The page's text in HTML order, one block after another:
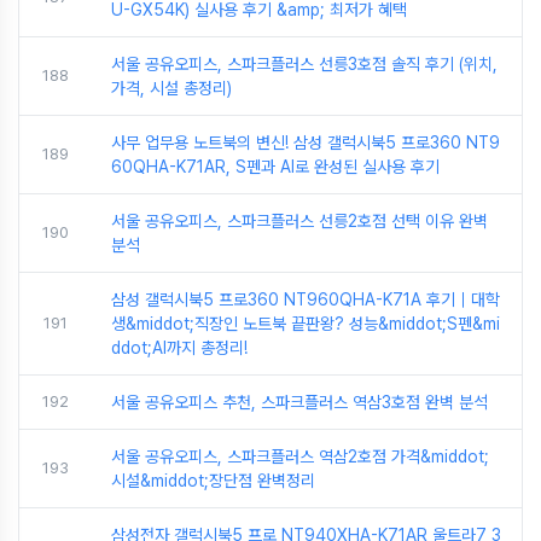
U-GX54K) 실사용 후기 &amp; 최저가 혜택
188
서울 공유오피스, 스파크플러스 선릉3호점 솔직 후기 (위치,
가격, 시설 총정리)
189
사무 업무용 노트북의 변신! 삼성 갤럭시북5 프로360 NT9
60QHA-K71AR, S펜과 AI로 완성된 실사용 후기
190
서울 공유오피스, 스파크플러스 선릉2호점 선택 이유 완벽
분석
191
삼성 갤럭시북5 프로360 NT960QHA-K71A 후기｜대학
생&middot;직장인 노트북 끝판왕? 성능&middot;S펜&mi
ddot;AI까지 총정리!
192 서울 공유오피스 추천, 스파크플러스 역삼3호점 완벽 분석
193
서울 공유오피스, 스파크플러스 역삼2호점 가격&middot;
시설&middot;장단점 완벽정리
삼성전자 갤럭시북5 프로 NT940XHA-K71AR 울트라7 3